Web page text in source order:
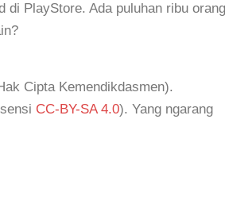
di PlayStore. Ada puluhan ribu orang
Cipta Kemendikdasmen).
CC-BY-SA 4.0). Yang ngarang